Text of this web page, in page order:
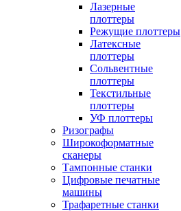
Лазерные
плоттеры
Режущие плоттеры
Латексные
плоттеры
Сольвентные
плоттеры
Текстильные
плоттеры
УФ плоттеры
Ризографы
Широкоформатные
сканеры
Тампонные станки
Цифровые печатные
машины
Трафаретные станки